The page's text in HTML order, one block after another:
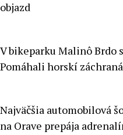
objazd
V bikeparku Malinô Brdo
Pomáhali horskí
Najväčšia automobilová
na Orave prepája